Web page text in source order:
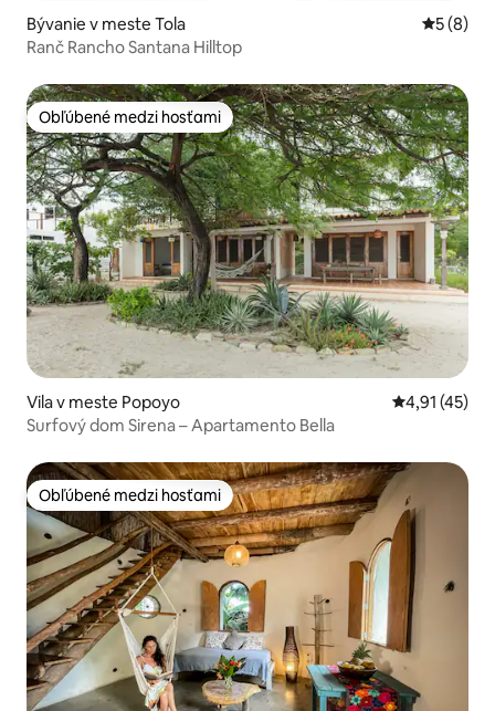
Bývanie v meste Tola
5 (8)
Ranč Rancho Santana Hilltop
Obľúbené medzi hosťami
Obľúbené medzi hosťami
Vila v meste Popoyo Priemerné
4,91 (45)
Surfový dom Sirena – Apartamento Bella
Obľúbené medzi hosťami
Obľúbené medzi hosťami